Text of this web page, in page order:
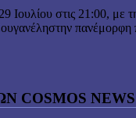
Ιουλίου στις 21:00, με
πανέμορφη
COSMOS NEWS